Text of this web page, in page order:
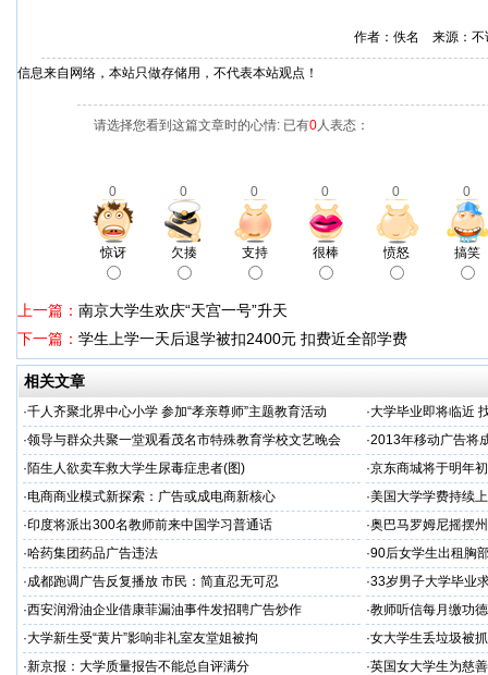
作者：佚名 来源：
信息来自网络，本站只做存储用，不代表本站观点！
请选择您看到这篇文章时的心情: 已有0人表态：
0 0 0 0 0 0
惊讶 欠揍 支持 很棒 愤怒 搞笑
上一篇： 南京大学生欢庆“天宫一号”升天
下一篇： 学生上学一天后退学被扣2400元 扣费近全部学费
相关文章
·千人齐聚北界中心小学 参加“孝亲尊师”主题教育活动 ·大学毕业即将临近
·领导与群众共聚一堂观看茂名市特殊教育学校文艺晚会 ·2013年移动广告将
·陌生人欲卖车救大学生尿毒症患者(图) ·京东商城将于明年
·电商商业模式新探索：广告或成电商新核心 ·美国大学学费持续
·印度将派出300名教师前来中国学习普通话 ·奥巴马罗姆尼摇摆
·哈药集团药品广告违法 ·90后女学生出租胸
·成都跑调广告反复播放 市民：简直忍无可忍 ·33岁男子大学毕业
·西安润滑油企业借康菲漏油事件发招聘广告炒作 ·教师听信每月缴功
·大学新生受“黄片”影响非礼室友堂姐被拘 ·女大学生丢垃圾被
·新京报：大学质量报告不能总自评满分 ·英国女大学生为慈